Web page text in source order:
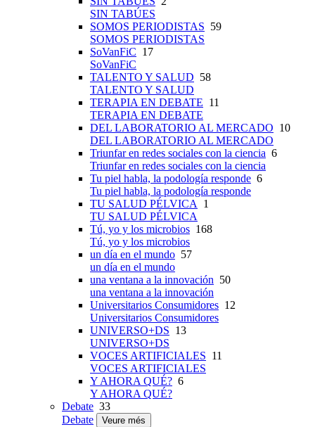
SIN TABÚES
SOMOS PERIODISTAS 59
SOMOS PERIODISTAS
SoVanFiC 17
SoVanFiC
TALENTO Y SALUD 58
TALENTO Y SALUD
TERAPIA EN DEBATE 11
TERAPIA EN DEBATE
DEL LABORATORIO AL MERCADO 10
DEL LABORATORIO AL MERCADO
Triunfar en redes sociales con la ciencia 6
Triunfar en redes sociales con la ciencia
Tu piel habla, la podología responde 6
Tu piel habla, la podología responde
TU SALUD PÉLVICA
1
TU SALUD PÉLVICA
Tú, yo y los microbios 168
Tú, yo y los microbios
un día en el mundo 57
un día en el mundo
una ventana a la innovación 50
una ventana a la innovación
Universitarios Consumidores 12
Universitarios Consumidores
UNIVERSO+DS 13
UNIVERSO+DS
VOCES ARTIFICIALES 11
VOCES ARTIFICIALES
Y AHORA QUÉ? 6
Y AHORA QUÉ?
Debate 33
Debate
Veure més